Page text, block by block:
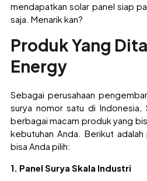
mendapatkan solar panel siap
saja. Menarik kan?
Produk Yang
Energy
Sebagai perusahaan
surya nomor satu di Indonesia,
berbagai macam produk yang
kebutuhan Anda. Berikut
bisa Anda pilih:
1. Panel Surya Skala Industri